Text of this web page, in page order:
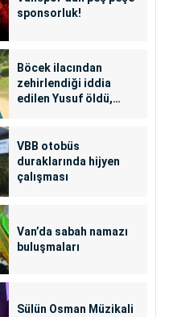
sponsorluk!
Böcek ilacından
zehirlendiği iddia
edilen Yusuf öldü,
VBB otobüs
duraklarında hijyen
çalışması
Van’da sabah namazı
buluşmaları
Sülün Osman Müzikali